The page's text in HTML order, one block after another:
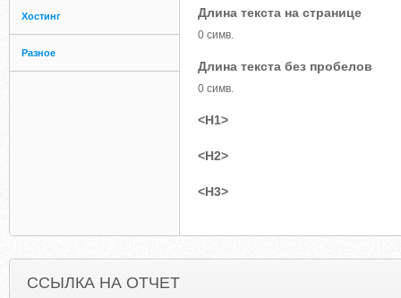
Хостинг
Разное
Длина текста на странице
0 симв.
Длина текста без пробелов
0 симв.
<H1>
<H2>
<H3>
ССЫЛКА НА ОТЧЕТ